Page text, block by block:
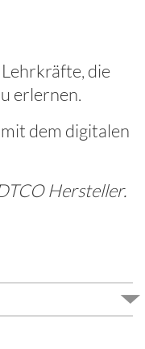
die
erlernen.
dem digitalen
Hersteller.